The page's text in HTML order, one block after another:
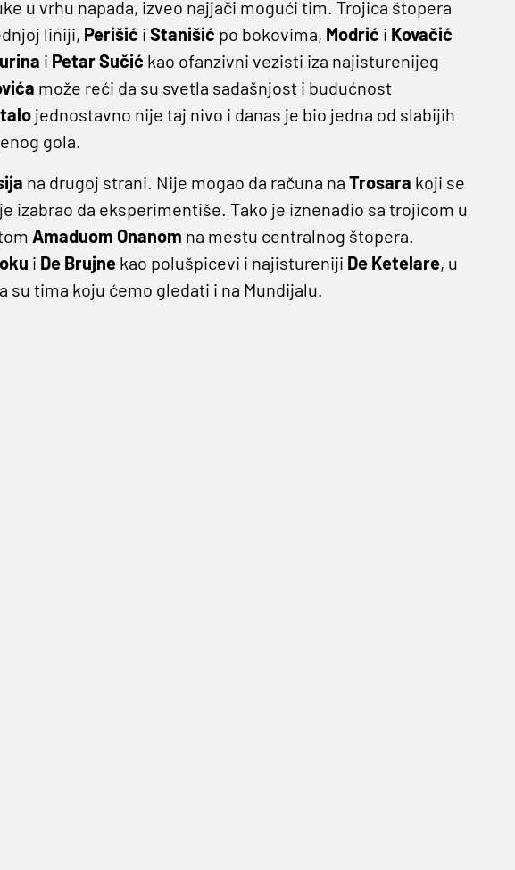
u vrhu napada, izveo najjači mogući tim. Trojica štopera
liniji, Perišić i Stanišić po bokovima, Modrić i Kovačić
i Petar Sučić kao ofanzivni vezisti iza najisturenijeg
može reći da su svetla sadašnjost i budućnost
jednostavno nije taj nivo i danas je bio jedna od slabijih
gola.
na drugoj strani. Nije mogao da računa na Trosara koji se
izabrao da eksperimentiše. Tako je iznenadio sa trojicom u
Amaduom Onanom na mestu centralnog štopera.
i De Brujnekao polušpicevi i najistureniji De Ketelare, u
su tima koju ćemo gledati i na Mundijalu.